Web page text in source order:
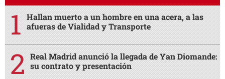
Hallan muerto a un hombre en una acera, a las
afueras de Vialidad y Transporte
Real Madrid anunció la llegada de Yan Diomande:
su contrato y presentación